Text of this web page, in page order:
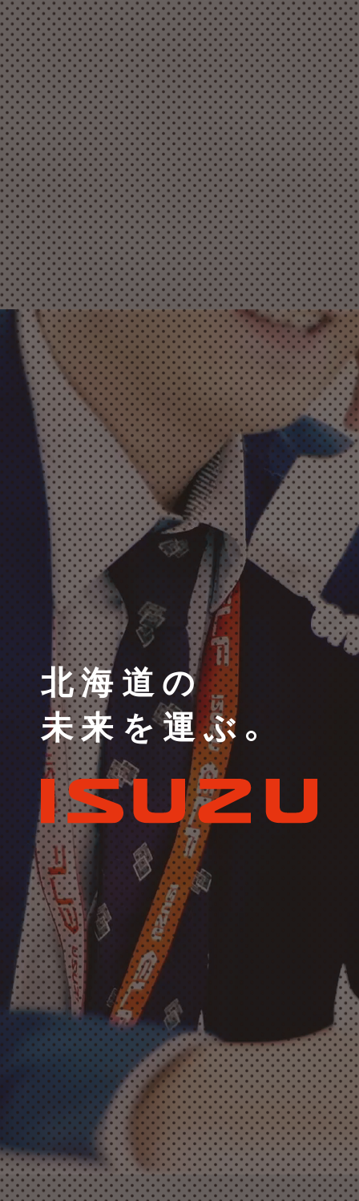
北海道の
未来を運ぶ。